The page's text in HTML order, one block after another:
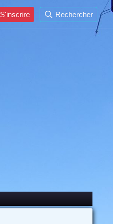
S'inscrire Rechercher